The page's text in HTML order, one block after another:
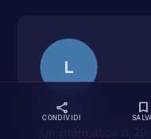
L
Lucas
share
CONDIVIDI
bookmark